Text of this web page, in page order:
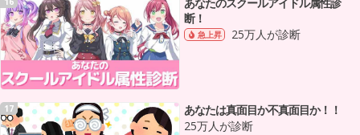
断！
急上昇 25万人が診断
17
あなたは真面目か不真面目か！！
25万人が診断